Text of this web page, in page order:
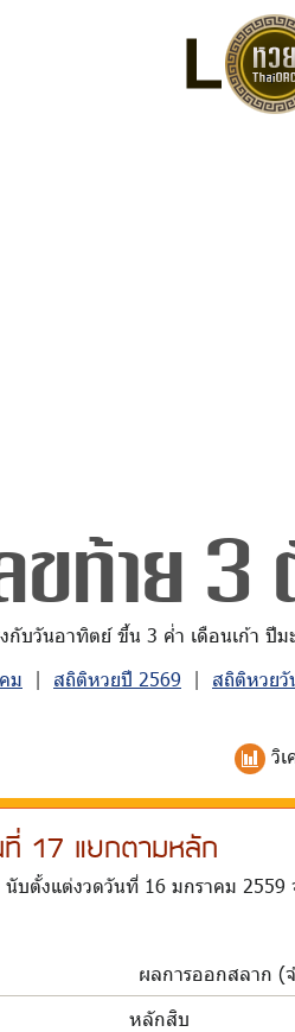
ขท้าย 3
บวันอาทิตย์ ขึ้น 3 ค่ำ เดือนเก้า ปีม
ม | สถิติหวยปี 2569 | สถิติหวย
วิเ
17 แยกตามหลัก
บตั้งแต่งวดวันที่ 16 มกราคม
ผลการออกสลาก (
หลักสิบ